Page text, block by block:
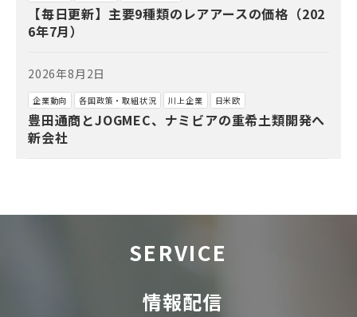
【毎日更新】主要9種類のレアアースの価格（202
6年7月）
2026年8月2日
企業動向 各国政策・取組状況 川上企業 日米欧
豊田通商とJOGMEC、ナミビアの重希土類開発へ
新会社
SERVICE
情報配信